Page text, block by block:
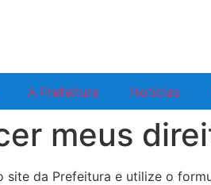
A Prefeitura Notícias
meus
site da Prefeitura e utilize o